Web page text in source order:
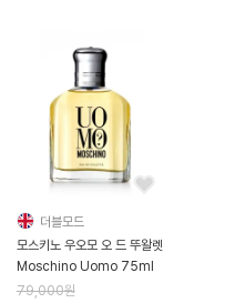
더블모드
모스키노 우오모 오 드 뚜왈렛
Moschino Uomo 75ml
79,000원